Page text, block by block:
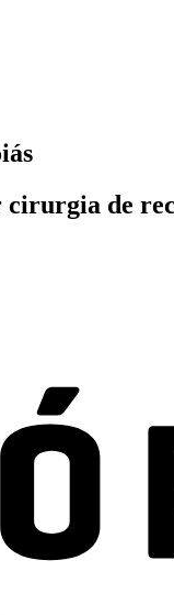
de